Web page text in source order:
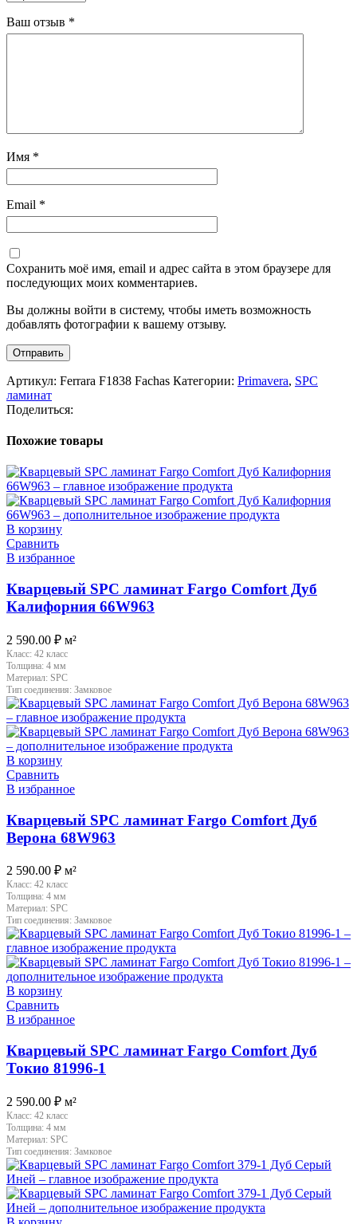
Ваш отзыв *
Имя *
Email *
Сохранить моё имя, email и адрес сайта в этом браузере для
последующих моих комментариев.
Вы должны войти в систему, чтобы иметь возможность
добавлять фотографии к вашему отзыву.
Артикул: Ferrara F1838 Fachas Категории: Primavera, SPC
ламинат
Поделиться:
Похожие товары
В корзину
Сравнить
В избранное
Кварцевый SPC ламинат Fargo Comfort Дуб
Калифорния 66W963
2 590.00 ₽ м²
Класс: 42 класс
Толщина: 4 мм
Материал: SPC
Тип соединения: Замковое
В корзину
Сравнить
В избранное
Кварцевый SPC ламинат Fargo Comfort Дуб
Верона 68W963
2 590.00 ₽ м²
Класс: 42 класс
Толщина: 4 мм
Материал: SPC
Тип соединения: Замковое
В корзину
Сравнить
В избранное
Кварцевый SPC ламинат Fargo Comfort Дуб
Токио 81996-1
2 590.00 ₽ м²
Класс: 42 класс
Толщина: 4 мм
Материал: SPC
Тип соединения: Замковое